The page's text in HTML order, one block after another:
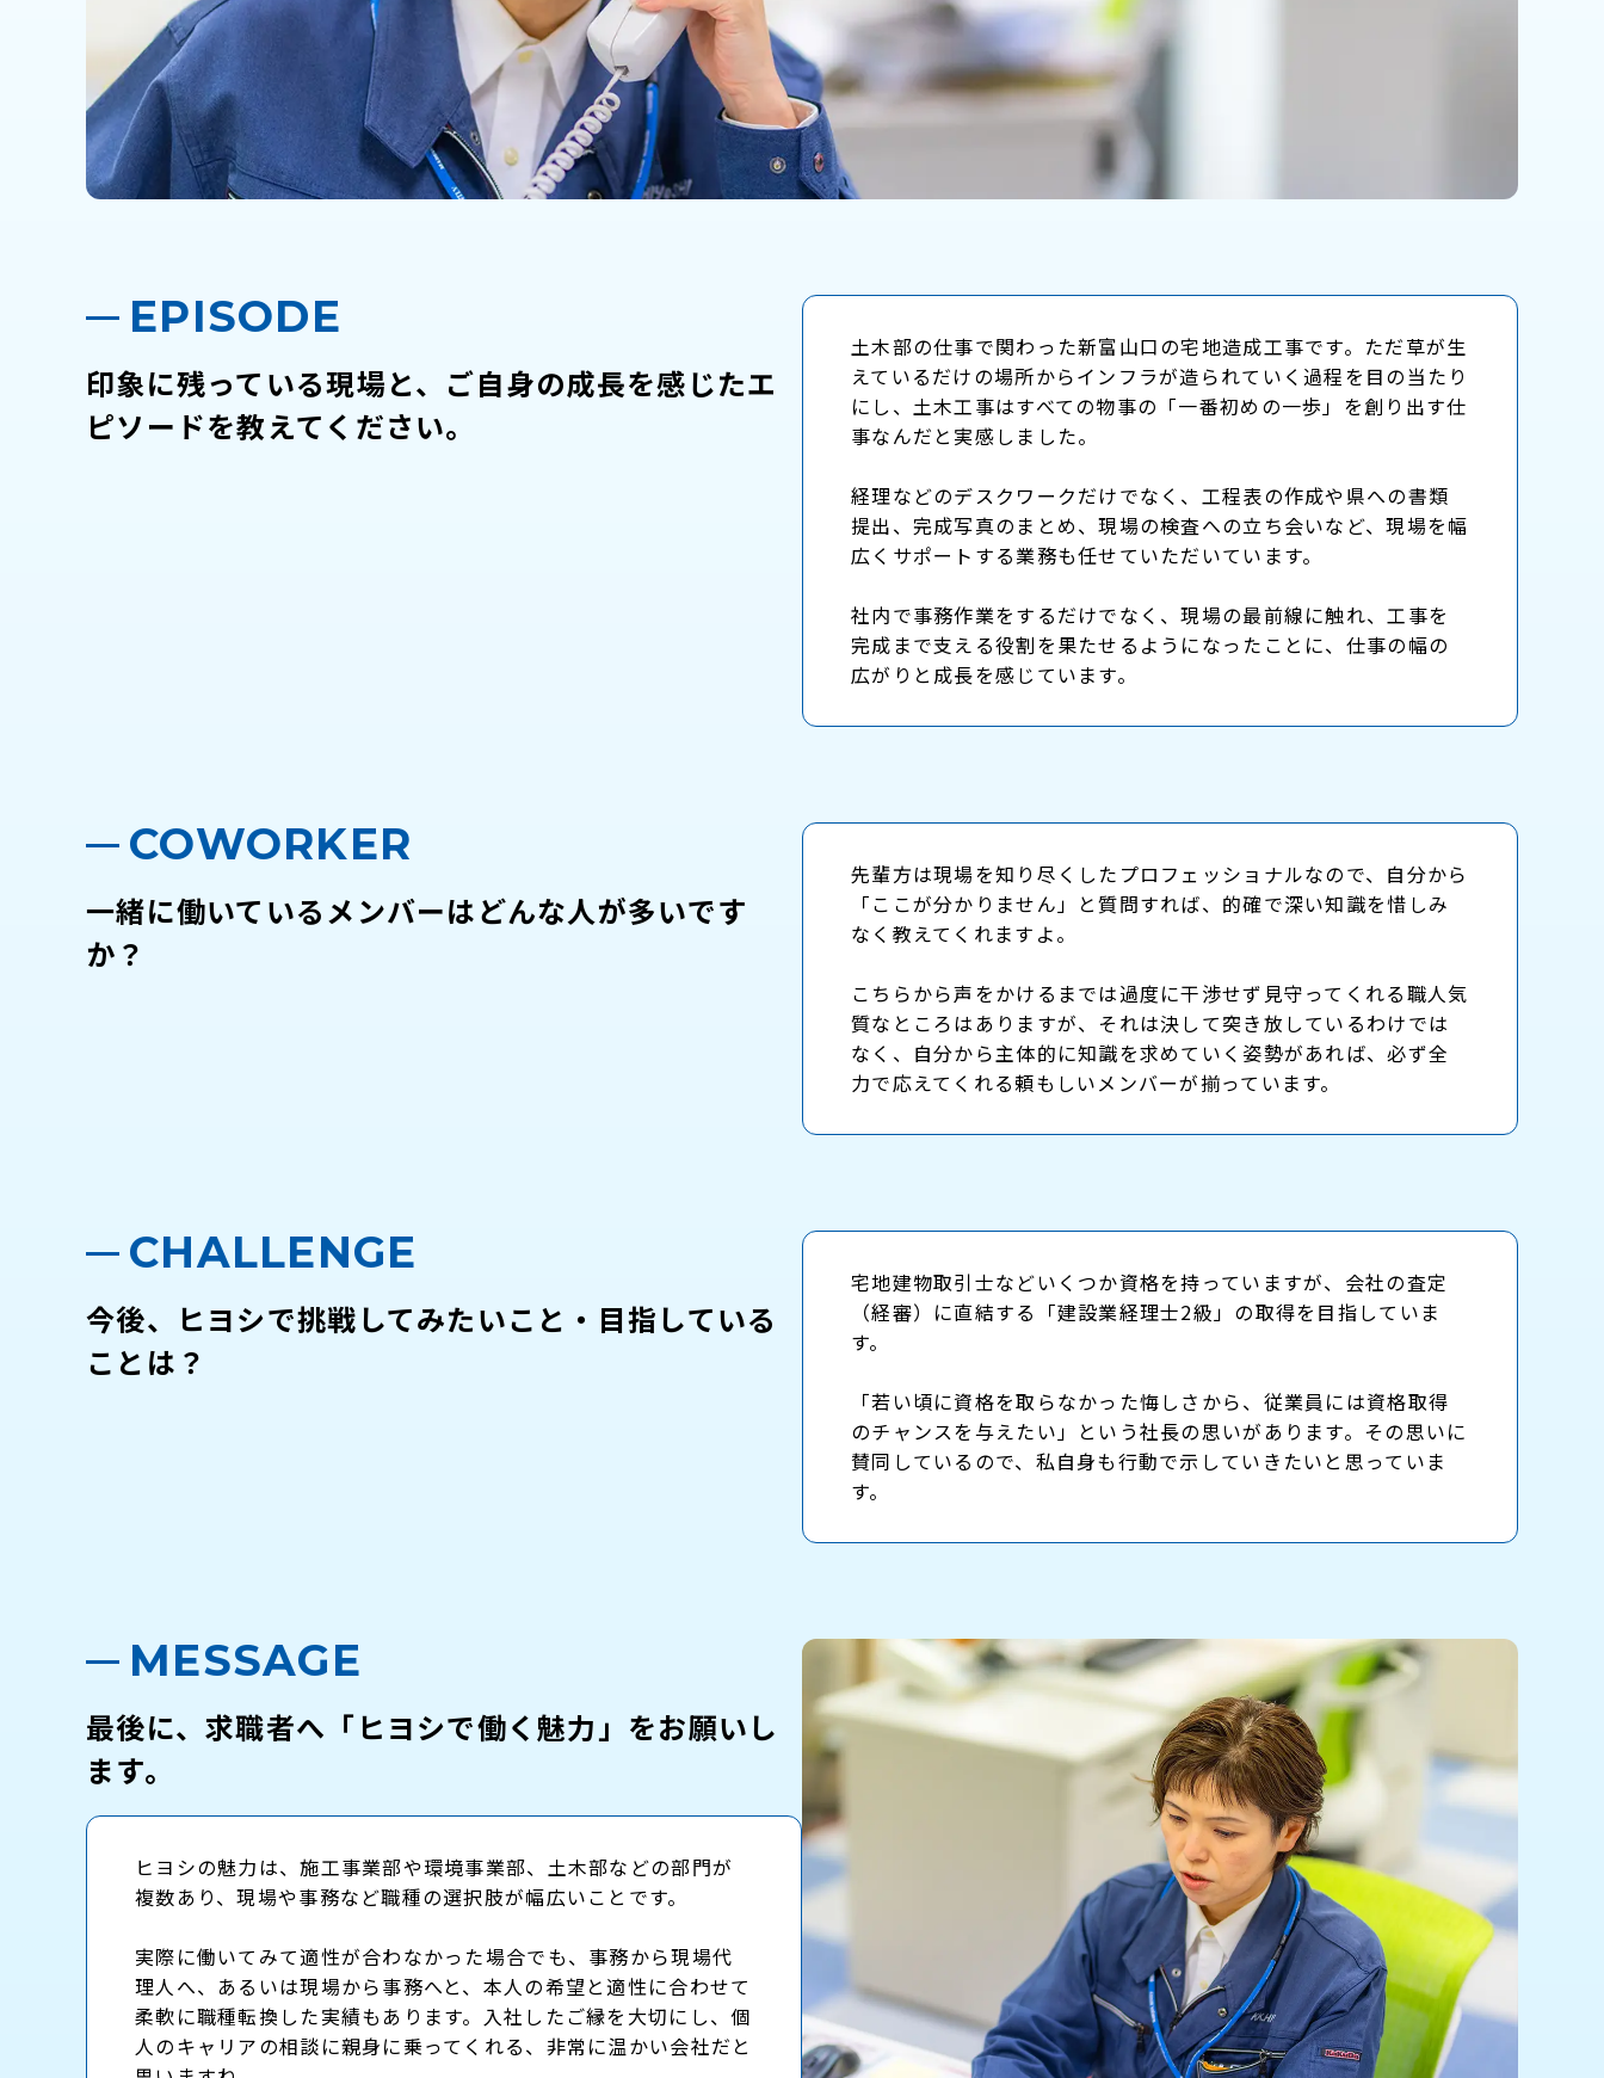
EPISODE
印象に残っている現場と、ご自身の成長を感じたエ
ピソードを教えてください。
土木部の仕事で関わった新富山口の宅地造成工事です。ただ草が生
えているだけの場所からインフラが造られていく過程を目の当たり
にし、土木工事はすべての物事の「一番初めの一歩」を創り出す仕
事なんだと実感しました。
経理などのデスクワークだけでなく、工程表の作成や県への書類
提出、完成写真のまとめ、現場の検査への立ち会いなど、現場を幅
広くサポートする業務も任せていただいています。
社内で事務作業をするだけでなく、現場の最前線に触れ、工事を
完成まで支える役割を果たせるようになったことに、仕事の幅の
広がりと成長を感じています。
COWORKER
一緒に働いているメンバーはどんな人が多いです
か？
先輩方は現場を知り尽くしたプロフェッショナルなので、自分から
「ここが分かりません」と質問すれば、的確で深い知識を惜しみ
なく教えてくれますよ。
こちらから声をかけるまでは過度に干渉せず見守ってくれる職人気
質なところはありますが、それは決して突き放しているわけでは
なく、自分から主体的に知識を求めていく姿勢があれば、必ず全
力で応えてくれる頼もしいメンバーが揃っています。
CHALLENGE
今後、ヒヨシで挑戦してみたいこと・目指している
ことは？
宅地建物取引士などいくつか資格を持っていますが、会社の査定
（経審）に直結する「建設業経理士2級」の取得を目指していま
す。
「若い頃に資格を取らなかった悔しさから、従業員には資格取得
のチャンスを与えたい」という社長の思いがあります。その思いに
賛同しているので、私自身も行動で示していきたいと思っていま
す。
MESSAGE
最後に、求職者へ「ヒヨシで働く魅力」をお願いし
ます。
ヒヨシの魅力は、施工事業部や環境事業部、土木部などの部門が
複数あり、現場や事務など職種の選択肢が幅広いことです。
実際に働いてみて適性が合わなかった場合でも、事務から現場代
理人へ、あるいは現場から事務へと、本人の希望と適性に合わせて
柔軟に職種転換した実績もあります。入社したご縁を大切にし、個
人のキャリアの相談に親身に乗ってくれる、非常に温かい会社だと